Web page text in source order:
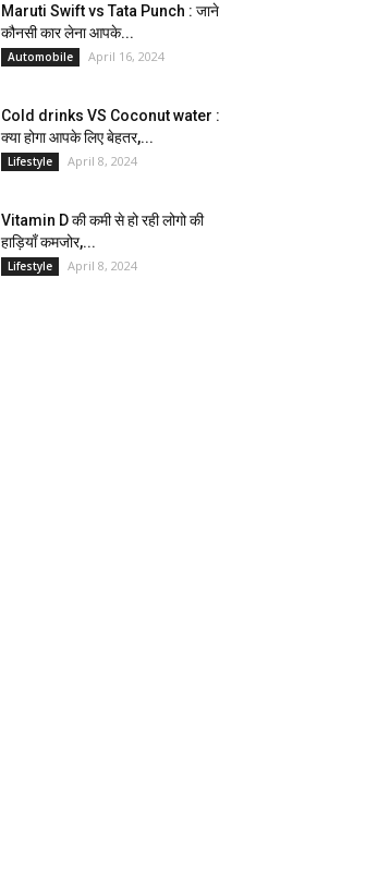
Maruti Swift vs Tata Punch : जाने
कौनसी कार लेना आपके...
Automobile April 16, 2024
Cold drinks VS Coconut water :
क्या होगा आपके लिए बेहतर,...
Lifestyle April 8, 2024
Vitamin D की कमी से हो रही लोगो की
हाड़ियाँ कमजोर,...
Lifestyle April 8, 2024